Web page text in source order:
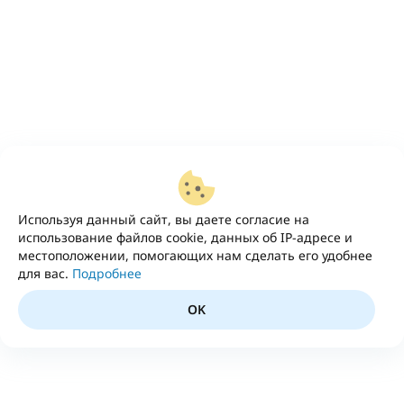
Используя данный сайт, вы даете согласие на
использование файлов cookie, данных об IP-адресе и
местоположении, помогающих нам сделать его удобнее
для вас. Подробнее
OK